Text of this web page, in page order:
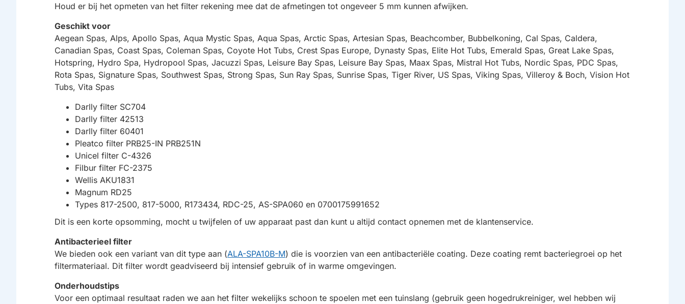
Houd er bij het opmeten van het filter rekening mee dat de afmetingen tot ongeveer 5 mm kunnen afwijken.
Geschikt voor
Aegean Spas, Alps, Apollo Spas, Aqua Mystic Spas, Aqua Spas, Arctic Spas, Artesian Spas, Beachcomber, Bubbelkoning, Cal Spas, Caldera,
Canadian Spas, Coast Spas, Coleman Spas, Coyote Hot Tubs, Crest Spas Europe, Dynasty Spas, Elite Hot Tubs, Emerald Spas, Great Lake Spas,
Hotspring, Hydro Spa, Hydropool Spas, Jacuzzi Spas, Leisure Bay Spas, Leisure Bay Spas, Maax Spas, Mistral Hot Tubs, Nordic Spas, PDC Spas,
Rota Spas, Signature Spas, Southwest Spas, Strong Spas, Sun Ray Spas, Sunrise Spas, Tiger River, US Spas, Viking Spas, Villeroy & Boch, Vision Hot
Tubs, Vita Spas
Darlly filter SC704
Darlly filter 42513
Darlly filter 60401
Pleatco filter PRB25-IN PRB251N
Unicel filter C-4326
Filbur filter FC-2375
Wellis AKU1831
Magnum RD25
Types 817-2500, 817-5000, R173434, RDC-25, AS-SPA060 en 0700175991652
Dit is een korte opsomming, mocht u twijfelen of uw apparaat past dan kunt u altijd contact opnemen met de klantenservice.
Antibacterieel filter
We bieden ook een variant van dit type aan (ALA-SPA10B-M) die is voorzien van een antibacteriële coating. Deze coating remt bacteriegroei op het
filtermateriaal. Dit filter wordt geadviseerd bij intensief gebruik of in warme omgevingen.
Onderhoudstips
Voor een optimaal resultaat raden we aan het filter wekelijks schoon te spoelen met een tuinslang (gebruik geen hogedrukreiniger, wel hebben wij